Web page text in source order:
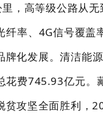
，高等级公路从无
率、 4G信号覆盖
牌化发展。清洁能
花费745.93亿元。
贫攻坚全面胜利，